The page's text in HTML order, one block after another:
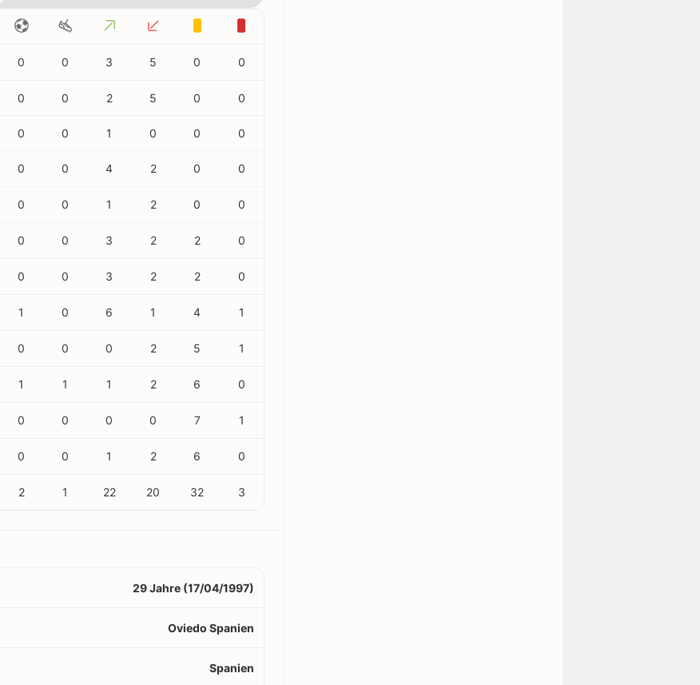
0 0 3 5 0 0
0 0 2 5 0 0
0 0 1 0 0 0
0 0 4 2 0 0
0 0 1 2 0 0
0 0 3 2 2 0
0 0 3 2 2 0
1 0 6 1 4 1
0 0 0 2 5 1
1 1 1 2 6 0
0 0 0 0 7 1
0 0 1 2 6 0
2 1 22 20 32 3
29 Jahre (17/04/1997)
Oviedo Spanien
Spanien